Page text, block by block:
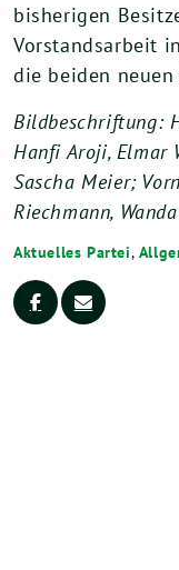
bisherigen
Vorstandsarbeit
die beiden
Bildbeschriftung:
Hanfi Aroji, Elmar
Sascha Meier;
Riechmann,
Aktuelles Partei,